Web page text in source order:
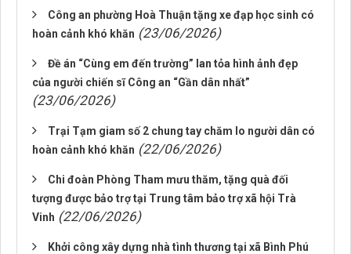
Công an phường Hoà Thuận tặng xe đạp học sinh có
hoàn cảnh khó khăn (23/06/2026)
Đề án “Cùng em đến trường” lan tỏa hình ảnh đẹp
của người chiến sĩ Công an “Gần dân nhất”
(23/06/2026)
Trại Tạm giam số 2 chung tay chăm lo người dân có
hoàn cảnh khó khăn (22/06/2026)
Chi đoàn Phòng Tham mưu thăm, tặng quà đối
tượng được bảo trợ tại Trung tâm bảo trợ xã hội Trà
Vinh (22/06/2026)
Khởi công xây dựng nhà tình thương tại xã Bình Phú